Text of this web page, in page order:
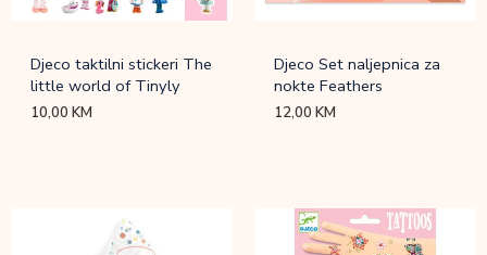
Djeco taktilni stickeri The
little world of Tinyly
10,00KM
Djeco Set naljepnica za
nokte Feathers
12,00KM